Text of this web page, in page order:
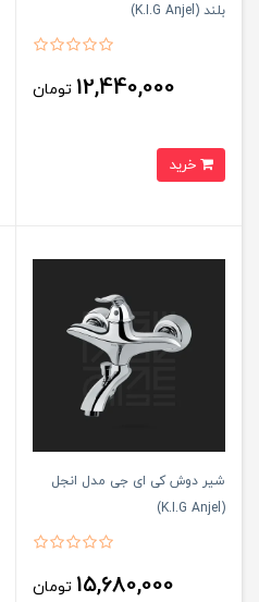
بلند (K.I.G Anjel)
12,440,000 تومان
شیر دوش کی ای جی مدل انجل
(K.I.G Anjel)
15,680,000 تومان